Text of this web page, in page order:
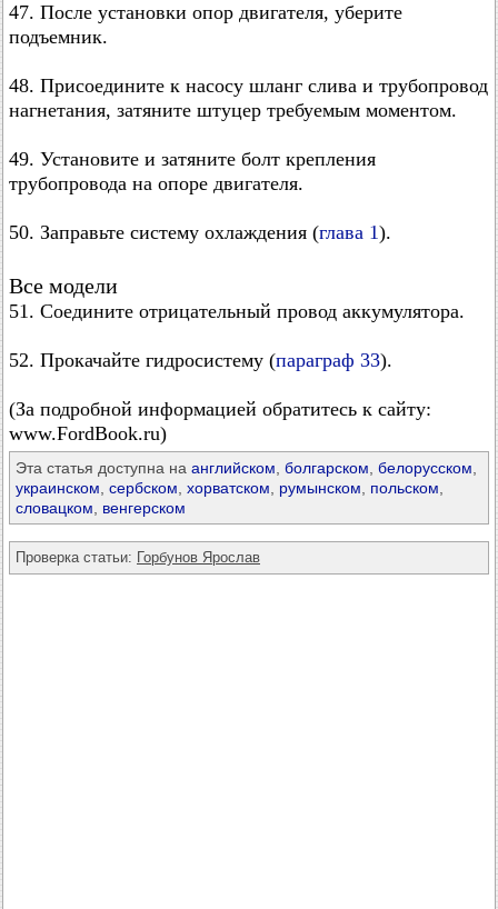
47. После установки опор двигателя, уберите
подъемник.
48. Присоедините к насосу шланг слива и трубопровод
нагнетания, затяните штуцер требуемым моментом.
49. Установите и затяните болт крепления
трубопровода на опоре двигателя.
50. Заправьте систему охлаждения (глава 1).
Все модели
51. Соедините отрицательный провод аккумулятора.
52. Прокачайте гидросистему (параграф 33).
(За подробной информацией обратитесь к сайту:
www.FordBook.ru)
Эта статья доступна на английском болгарском белорусском
украинском сербском хорватском румынском польском
словацком
венгерском
Проверка статьи: Горбунов Ярослав